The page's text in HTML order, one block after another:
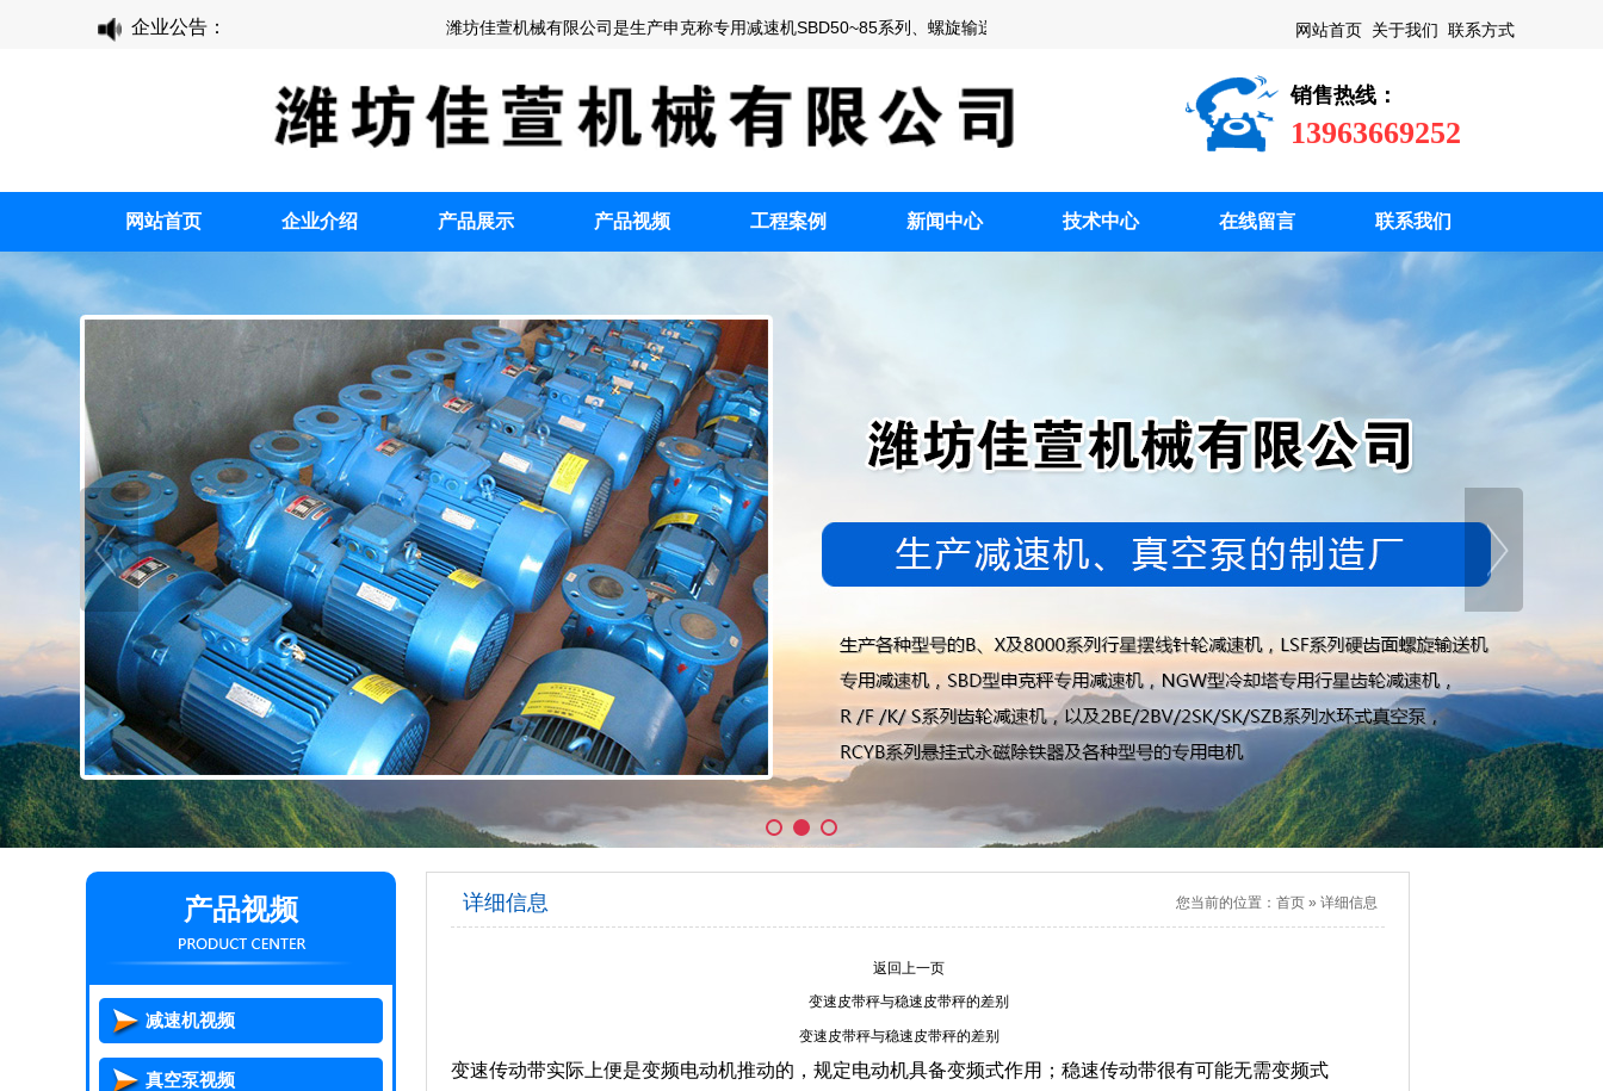
企业公告：
潍坊佳萱机械有限公司是生产申克称专用减速机SBD50~85系列、螺旋输送机专用减速机、摆线针轮减速机、K/F/S/R四大系列减速机和水环式真空泵的专业制造厂
网站首页 关于我们 联系方式
销售热线：
13963669252
网站首页 企业介绍 产品展示 产品视频 工程案例 新闻中心 技术中心 在线留言 联系我们
产品视频
减速机视频
真空泵视频
详细信息 您当前的位置： 首页 » 详细信息
返回上一页
变速皮带秤与稳速皮带秤的差别
变速皮带秤与稳速皮带秤的差别
变速传动带实际上便是变频电动机推动的，规定电动机具备变频式作用；稳速传动带很有可能无需变频式